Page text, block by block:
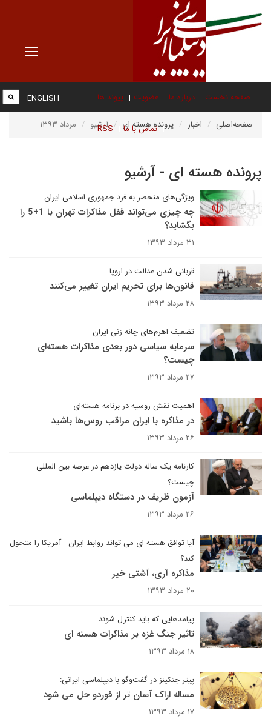
Toggle
صفحه نخست درباره ما عضویت پیوند ها
تماس با ما RSS
ENGLISH
صفحه‌اصلی اخبار پرونده هسته ای آرشیو مرداد ۱۳۹۳
پرونده هسته ای - آرشیو
ویژگی‌های منحصر به فرد جمهوری اسلامی ایران
چه چیزی می‌تواند قفل مذاکرات تهران با 1+5 را
بگشاید؟
۳۱ مرداد ۱۳۹۳
قربانی شدن عدالت در اروپا
قانون‌ها برای تحریم ایران تغییر می‌کنند
۲۸ مرداد ۱۳۹۳
تضعیف اهرم‌های چانه زنی ایران
سرمایه سیاسی دور بعدی مذاکرات هسته‌ای
چیست؟
۲۷ مرداد ۱۳۹۳
اهمیت نقش روسیه در برنامه هسته‌ای
در مذاکره با ایران مراقب روس‌ها باشید
۲۶ مرداد ۱۳۹۳
کارنامه یک ساله دولت یازدهم در عرصه بین المللی
چیست؟
آزمون ظریف در دستگاه دیپلماسی
۲۶ مرداد ۱۳۹۳
آیا توافق هسته ای می تواند روابط ایران - آمریکا را متحول
کند؟
مذاکره آری، آشتی خیر
۲۰ مرداد ۱۳۹۳
پیامدهایی که باید کنترل شوند
تاثیر جنگ غزه بر مذاکرات هسته ای
۱۸ مرداد ۱۳۹۳
پیتر جنکینز در گفت‌وگو با دیپلماسی ایرانی:
مساله اراک آسان تر از فوردو حل می شود
۱۷ مرداد ۱۳۹۳